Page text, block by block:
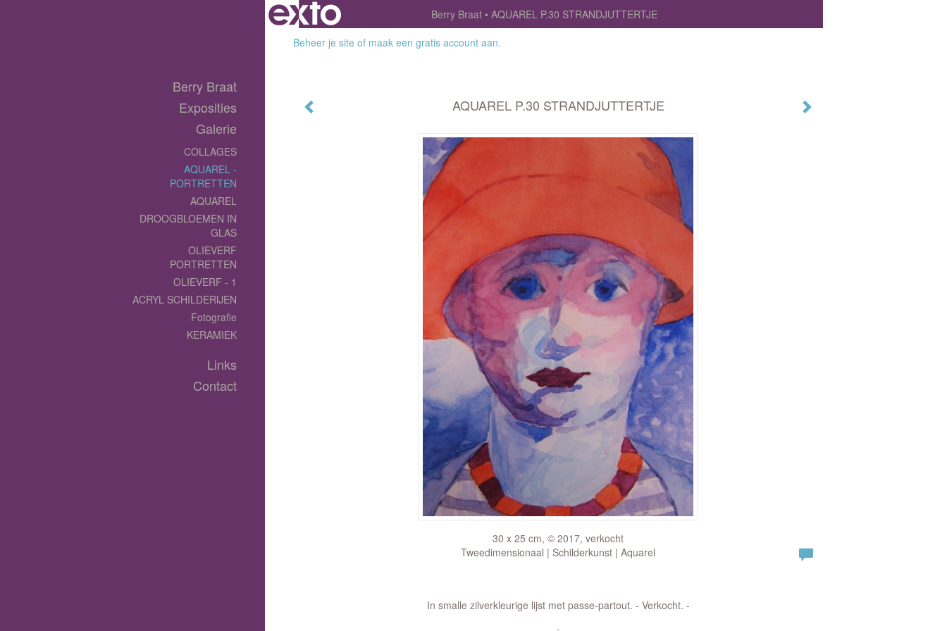
Berry Braat
AQUAREL P.30 STRANDJUTTERTJE
Beheer je site of maak een gratis account aan.
AQUAREL P.30 STRANDJUTTERTJE
30 x 25 cm, © 2017, verkocht
Tweedimensionaal | Schilderkunst | Aquarel
In smalle zilverkleurige lijst met passe-partout. - Verkocht. -
.
Berry Braat
Exposities
Galerie
COLLAGES
AQUAREL -
PORTRETTEN
AQUAREL
DROOGBLOEMEN IN
GLAS
OLIEVERF
PORTRETTEN
OLIEVERF - 1
ACRYL SCHILDERIJEN
Fotografie
KERAMIEK
Links
Contact